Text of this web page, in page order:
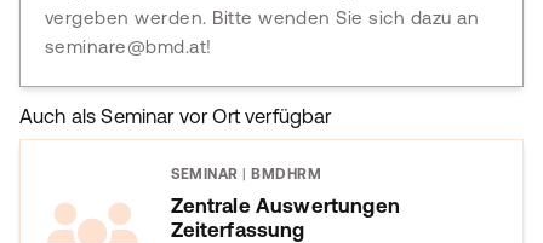
vergeben werden. Bitte wenden Sie sich dazu an
seminare@bmd.at!
Auch als Seminar vor Ort verfügbar
SEMINAR BMDHRM
Zentrale Auswertungen
Zeiterfassung